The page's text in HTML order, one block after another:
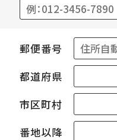
郵便番号
都道府県
市区町村
番地以降